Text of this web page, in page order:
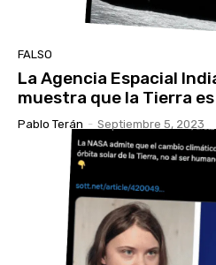
FALSO
La Agencia Espacial
muestra que la Tierra
Pablo Terán - Septiembre 5, 2023